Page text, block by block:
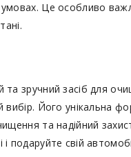
Це особливо
зручний засіб для
Його унікальна
та надійний
подаруйте свій